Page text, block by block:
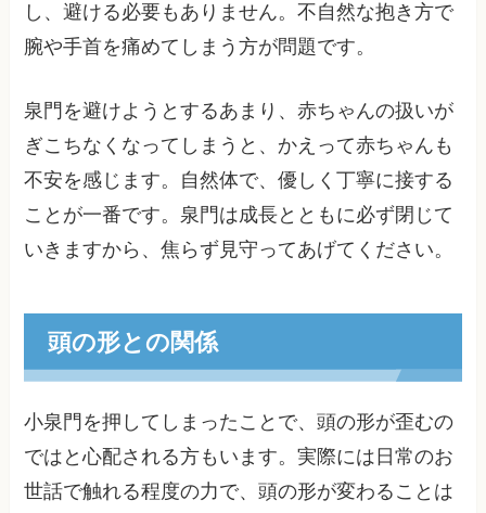
し、避ける必要もありません。不自然な抱き方で
腕や手首を痛めてしまう方が問題です。
泉門を避けようとするあまり、赤ちゃんの扱いが
ぎこちなくなってしまうと、かえって赤ちゃんも
不安を感じます。自然体で、優しく丁寧に接する
ことが一番です。泉門は成長とともに必ず閉じて
いきますから、焦らず見守ってあげてください。
頭の形との関係
小泉門を押してしまったことで、頭の形が歪むの
ではと心配される方もいます。実際には日常のお
世話で触れる程度の力で、頭の形が変わることは